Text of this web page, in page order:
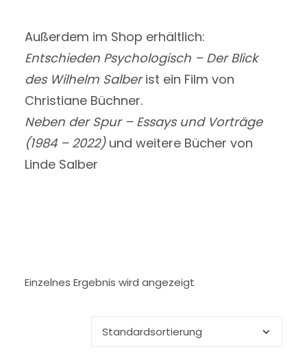
Außerdem im Shop erhältlich:
Entschieden Psychologisch – Der Blick
des Wilhelm Salberist ein Film von
Christiane Büchner.
Neben der Spur – Essays und Vorträge
(1984 – 2022)und weitere Bücher von
Linde Salber
Einzelnes Ergebnis wird angezeigt